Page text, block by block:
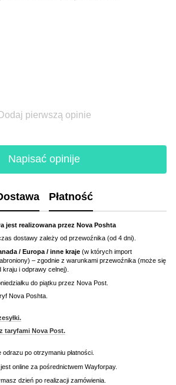
Dodaj pierwszą opinie
Napisać opinije
Płatność
jest realizowana przez Nova Poshta
dostawy zależy od przewoźnika (od 4 dni).
/ Europa / inne kraje (w których import
– zgodnie z warunkami przewoźnika (może się
i odprawy celnej).
do piątku przez Nova Post.
Nova Poshta.
taryfami Nova Post.
odrazu po otrzymaniu płatności.
online za pośrednictwem Wayforpay.
dzień po realizacji zamówienia.